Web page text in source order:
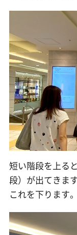
短い階段を上る
段）が出てきます
これを下ります。